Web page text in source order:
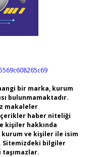
bir marka, kurum
bulunmamaktadır.
makaleler
haber niteliği
kişiler hakkında
kurum ve kişiler ile isim
Sitemizdeki bilgiler